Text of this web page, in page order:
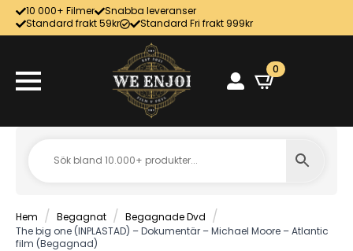
10 000+ Filmer
Snabba leveranser
Standard frakt 59kr
Standard Fri frakt 999kr
0
Hem Begagnat
Begagnade Dvd
The big one (INPLASTAD) – Dokumentär – Michael Moore – Atlantic
film (Begagnad)